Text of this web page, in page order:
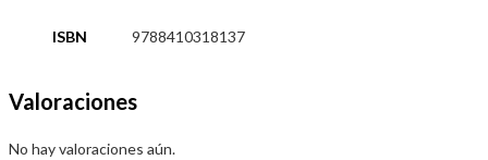
ISBN 9788410318137
Valoraciones
No hay valoraciones aún.